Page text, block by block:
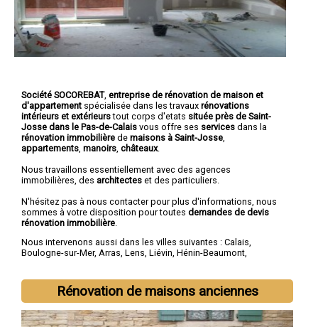
Société SOCOREBAT, entreprise de rénovation de maison et
d'appartement spécialisée dans les travaux rénovations
intérieurs et extérieurstout corps d'etats située près de Saint-
Josse dans le Pas-de-Calais vous offre ses services dans la
rénovation immobilière de maisons à Saint-Josse
appartements manoirs châteaux.
Nous travaillons essentiellement avec des agences
immobilières, des architectes et des particuliers.
N'hésitez pas à nous contacter pour plus d'informations, nous
sommes à votre disposition pour toutes demandes de devis
rénovation immobilière
Nous intervenons aussi dans les villes suivantes : Calais,
Boulogne-sur-Mer, Arras, Lens, Liévin, Hénin-Beaumont,
Rénovation de maisons anciennes